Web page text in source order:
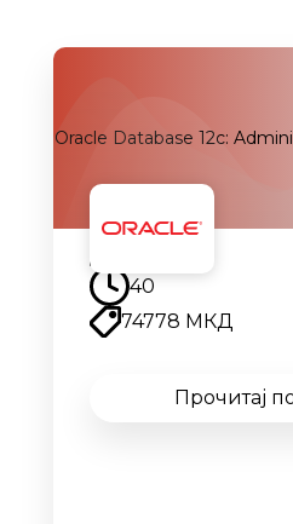
Oracle Database 12c:
40
74778 МКД
Прочитај